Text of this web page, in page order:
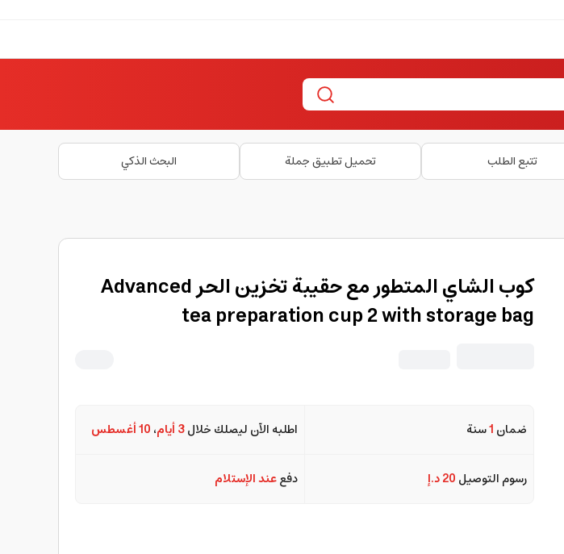
تتبع الطلب تحميل تطبيق جملة البحث الذكي
كوب الشاي المتطور مع حقيبة تخزين الحر Advanced
tea preparation cup 2 with storage bag
ضمان 1سنة اطلبه الآن ليصلك خلال3 أيام ، 10 أغسطس
رسوم التوصيل 20 د.إ دفععند الإستلام